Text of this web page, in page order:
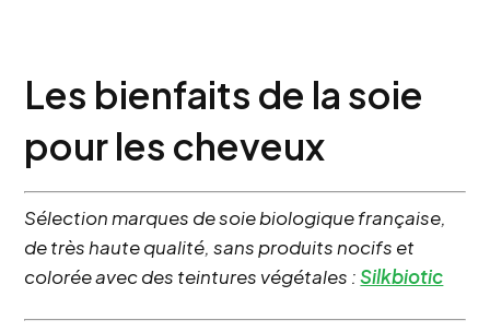
Les bienfaits de la soie
pour les cheveux
Sélection marques de soie biologique française,
de très haute qualité, sans produits nocifs et
colorée avec des teintures végétales : Silkbiotic